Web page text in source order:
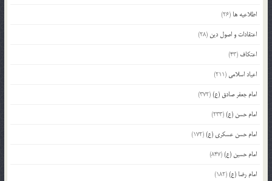
اطلاعیه ها (26)
اعتقادات و اصول دین (28)
اعتکاف (43)
اعیاد اسلامی (211)
امام جعفر صادق (ع)(372)
امام حسن (ع)(233)
امام حسن عسکری (ع)(172)
امام حسین (ع)(847)
امام رضا (ع)(182)